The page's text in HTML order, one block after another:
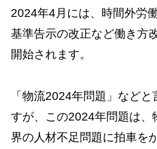
2024年4月には、時間外労
基準告示の改正など働き方
開始されます。
「物流2024年問題」など
すが、この2024年問題は、
界の人材不足問題に拍車を